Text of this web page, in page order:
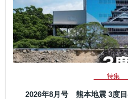
特集
2026年8月号 熊本地震 3度